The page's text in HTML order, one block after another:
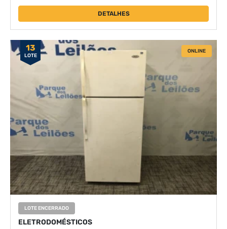
DETALHES
13
LOTE
ONLINE
LOTE ENCERRADO
ELETRODOMÉSTICOS